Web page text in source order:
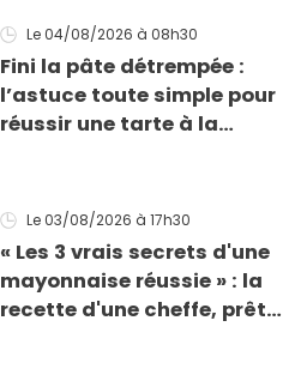
Le 04/08/2026 à 08h30
Fini la pâte détrempée :
l’astuce toute simple pour
réussir une tarte à la
Le 03/08/2026 à 17h30
« Les 3 vrais secrets d'une
mayonnaise réussie » : la
recette d'une cheffe, prête